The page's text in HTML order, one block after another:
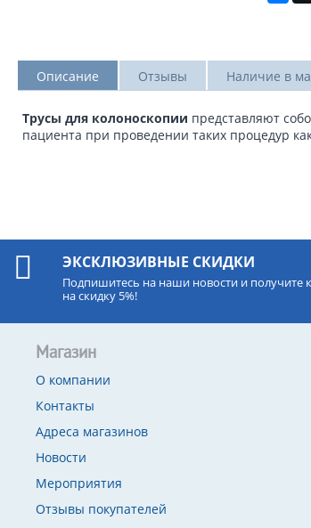
Описание Отзывы Наличие в
Трусы для колоноскопии представляют
пациента при проведении таких процедур
ЭКСКЛЮЗИВНЫЕ СКИДКИ
Подпишитесь на наши новости и получите
на скидку 5%!
Магазин
О компании
Контакты
Адреса магазинов
Новости
Мероприятия
Отзывы покупателей